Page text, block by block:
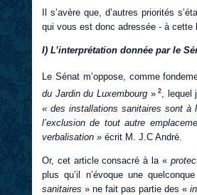
Il s’avère que, d’autres priorités
qui vous est donc adressée - à
I) L’interprétation donnée par le
Le Sénat m’oppose, comme
du Jardin du Luxembourg » 2, lequel
« des installations sanitaires sont à
l’exclusion de tout autre
verbalisation » écrit M. J.C André.
Or, cet article consacré à la «
plus qu’il n’évoque une quelconque
sanitaires » ne fait pas partie des «